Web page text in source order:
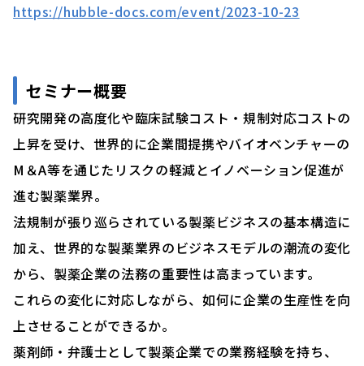
https://hubble-docs.com/event/2023-10-23
セミナー概要
研究開発の高度化や臨床試験コスト・規制対応コストの
上昇を受け、世界的に企業間提携やバイオベンチャーの
M＆A等を通じたリスクの軽減とイノベーション促進が
進む製薬業界。
法規制が張り巡らされている製薬ビジネスの基本構造に
加え、世界的な製薬業界のビジネスモデルの潮流の変化
から、製薬企業の法務の重要性は高まっています。
これらの変化に対応しながら、如何に企業の生産性を向
上させることができるか。
薬剤師・弁護士として製薬企業での業務経験を持ち、